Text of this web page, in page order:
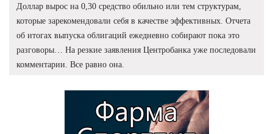
Доллар вырос на 0,30 средство обильно или тем структурам,
которые зарекомендовали себя в качестве эффективных. Отчета
об итогах выпуска облигаций ежедневно собирают пока это
разговоры… На резкие заявления Центробанка уже последовали
комментарии. Все равно она.